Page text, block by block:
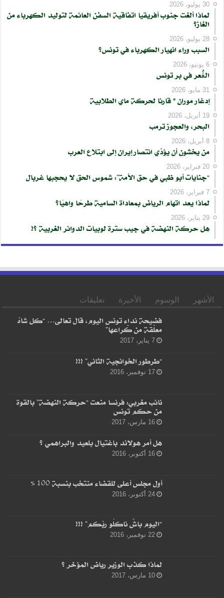
30 يوليو، 2026
لماذا ألغت جنوب أفريقيا اتفاقية السفن العائمة لتوليد الكهرباء من
الغاز؟
28 يوليو، 2026
السبب وراء انهيار الكهرباء في تونس؟
6 يونيو، 2026
الڨُعر في بر تونس
31 مايو، 2026
إدغار موران * قارئا لحركة ماي الطلابية
19 أبريل، 2026
البحر، والعجوز ترمب
8 أبريل، 2026
من يخشون أن يؤدّي انتصار إيران إلى ابتلاع العرب
20 فبراير، 2026
“جنايات أبو ظبي في حق الأمة”: شموس الحق لا يحجبها غربال
7 فبراير، 2026
لماذا يعد اتهام الرياض بمعاداة السامية طرحًا واهيًا؟
29 يناير، 2026
هل حركة النهضة في جيب سترة لوبيات الدوائر الغربية ؟!
الأشهر الوسوم الأخيرة تعليقات
فضيحة نداء تونس اليوم، قال تعالى… “كل شاهْ
معلّقة من كْراعها”
7 يناير، 2017
“طرطور الخوانجية الثاني” !!!
17 نوفمبر، 2016
نائب مغربي: فرنسا منعت “حركة النهضة” بالقوة
من حكم تونس
16 مارس، 2017
هل أمر هولاند باغتيال بلعيد والبراهمي ؟
16 أكتوبر، 2016
أول مجلس أعلى للقضاء منتخب بنسبة 100 %
24 أكتوبر، 2016
“اليوم باشْ ناكلُو ربّكم” !!!
22 نوفمبر، 2016
لماذا كذب الوزير رياض المؤخر ؟
10 مارس، 2017